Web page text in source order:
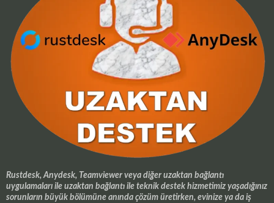
Rustdesk, Anydesk, Teamviewer veya diğer uzaktan bağlantı
uygulamaları ile uzaktan bağlantı ile teknik destek hizmetimiz yaşadığınız
sorunların büyük bölümüne anında çözüm üretirken, evinize ya da iş